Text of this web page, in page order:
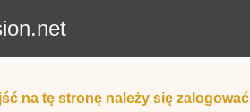
na tę stronę należy się zalogować